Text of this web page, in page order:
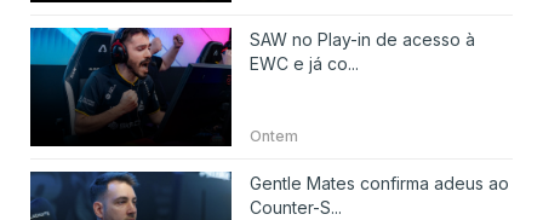
SAW no Play-in de acesso à
EWC e já co...
Ontem
Gentle Mates confirma adeus ao
Counter-S...